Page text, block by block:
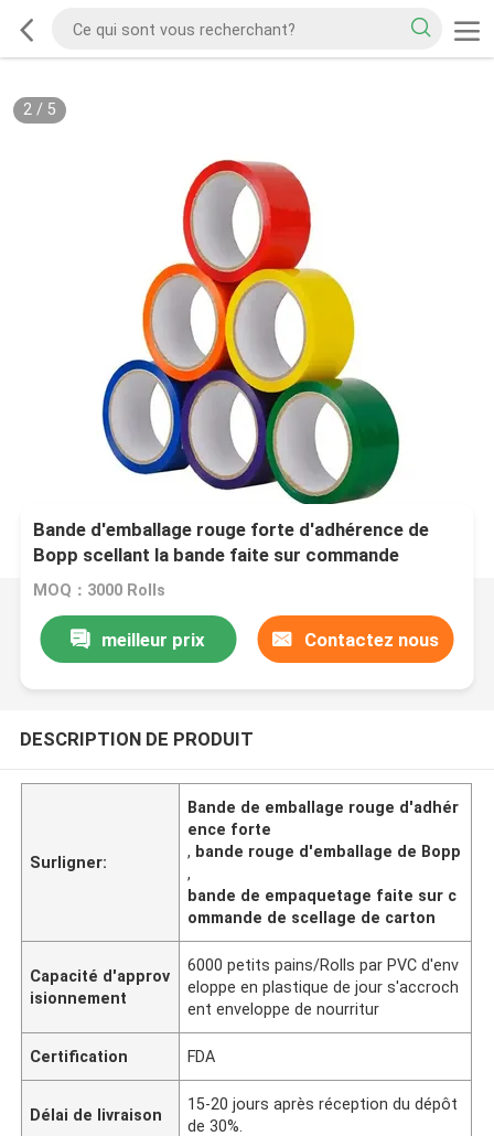
2/ 5
Bande d'emballage rouge forte d'adhérence de
Bopp scellant la bande faite sur commande
d'emballage de carton
MOQ：3000 Rolls
meilleur prix Contactez nous
DESCRIPTION DE PRODUIT
Surligner:
Bande de emballage rouge d'adhér
ence forte
, bande rouge d'emballage de Bopp
,
bande de empaquetage faite sur c
ommande de scellage de carton
Capacité d'approv
isionnement
6000 petits pains/Rolls par PVC d'env
eloppe en plastique de jour s'accroch
ent enveloppe de nourritur
Certification FDA
Délai de livraison
15-20 jours après réception du dépôt
de 30%.